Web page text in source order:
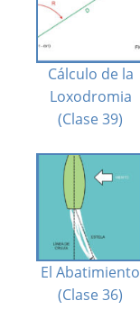
Cálculo de la
Loxodromia
(Clase 39)
El Abatimiento
(Clase 36)